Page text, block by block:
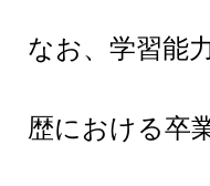
なお、学習能
歴における卒